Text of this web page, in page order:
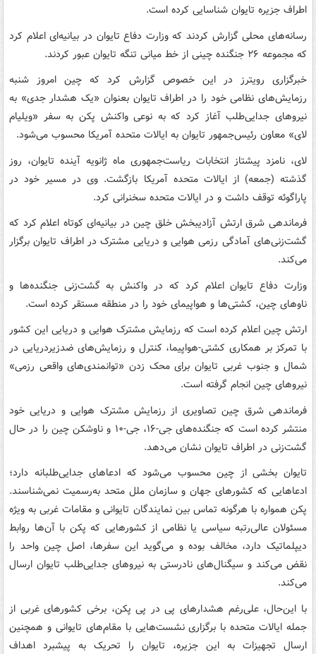
اطراف جزیره تایوان شناسایی کرده است.
رسانه‌های محلی گزارش کردند که وزارت دفاع تایوان در بیانیه‌ای اعلام کرد
که مجموعه ۲۶ جنگنده چینی از خط میانی تنگه تایوان عبور کردند.
خبرگزاری رویترز در این خصوص گزارش کرد که چین امروز شنبه
رزمایش‌های نظامی خود را در اطراف تایوان بعنوان «یک هشدار جدی» به
نیروهای جدایی‌طلب آغاز کرد که به نوعی واکنش پکن به سفر «ویلیام
لای» معاون رئیس‌جمهور تایوان به ایالات متحده آمریکا محسوب می‌شود.
لای، نامزد پیشتاز انتخابات ریاست‌جمهوری ماه ژانویه آینده تایوان، روز
گذشته (جمعه) از ایالات متحده آمریکا بازگشت. وی در مسیر خود در
پاراگوئه توقف داشت و در ایالات متحده سخنرانی کرد.
فرماندهی شرق ارتش آزادیبخش خلق چین در بیانیه‌ای کوتاه اعلام کرد که
گشت‌زنی‌های آمادگی رزمی هوایی و دریایی مشترک در اطراف تایوان برگزار
می‌کند.
وزارت دفاع تایوان اعلام کرد که در واکنش به گشت‌زنی جنگنده‌ها و
ناوهای چین، کشتی‌ها و هواپیمای خود را در منطقه مستقر کرده است.
ارتش چین اعلام کرده است که رزمایش مشترک هوایی و دریایی این کشور
با تمرکز بر همکاری کشتی-هواپیما، کنترل و رزمایش‌های ضدزیردریایی در
شمال و جنوب غربی تایوان برای محک زدن «توانمندی‌های واقعی رزمی»
نیروهای چین انجام گرفته است.
فرماندهی شرق چین تصاویری از رزمایش مشترک هوایی و دریایی خود
منتشر کرده است که جنگنده‌های جی-۱۶، جی-۱۰ و ناوشکن چین را در حال
گشت‌زنی در اطراف تایوان نشان می‌دهد.
تایوان بخشی از چین محسوب می‌شود که ادعاهای جدایی‌طلبانه دارد؛
ادعاهایی که کشورهای جهان و سازمان ملل متحد به‌رسمیت نمی‌شناسند.
پکن همواره با هرگونه تماس بین نمایندگان تایوانی و مقامات غربی به ویژه
مسئولان عالی‌رتبه سیاسی یا نظامی از کشورهایی که پکن با آن‌ها روابط
دیپلماتیک دارد، مخالف بوده و می‌گوید این سفرها، اصل چین واحد را
نقض می‌کند و سیگنال‌های نادرستی به نیروهای جدایی‌طلب تایوان ارسال
می‌کند.
با این‌حال، علی‌رغم هشدارهای پی در پی پکن، برخی کشورهای غربی از
جمله ایالات متحده با برگزاری نشست‌هایی با مقام‌های تایوانی و همچنین
ارسال تجهیزات به این جزیره، تایوان را تحریک به پیشبرد اهداف